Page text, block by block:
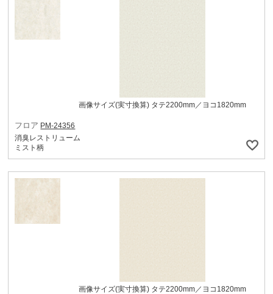
画像サイズ(実寸換算) タテ2200mm／ヨコ1820mm
フロア PM-24356
消臭レストリューム
ミスト柄
画像サイズ(実寸換算) タテ2200mm／ヨコ1820mm